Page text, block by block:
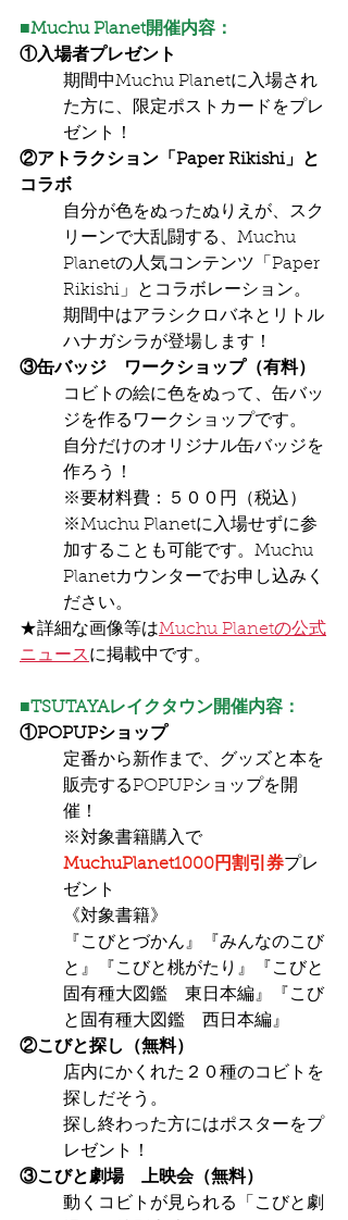
■Muchu Planet開催内容：
①入場者プレゼント
期間中Muchu Planetに入場され
た方に、限定ポストカードをプレ
ゼント！
②アトラクション「Paper Rikishi」と
コラボ
自分が色をぬったぬりえが、スク
リーンで大乱闘する、Muchu
Planetの人気コンテンツ「Paper
Rikishi」とコラボレーション。
期間中はアラシクロバネとリトル
ハナガシラが登場します！
③缶バッジ　ワークショップ（有料）
コビトの絵に色をぬって、缶バッ
ジを作るワークショップです。
自分だけのオリジナル缶バッジを
作ろう！
※要材料費：５００円（税込）
※Muchu Planetに入場せずに参
加することも可能です。Muchu
Planetカウンターでお申し込みく
ださい。
★詳細な画像等はMuchu Planetの公式
ニュースに掲載中です。
■TSUTAYAレイクタウン開催内容：
①POPUPショップ
定番から新作まで、グッズと本を
販売するPOPUPショップを開
催！
※対象書籍購入で
MuchuPlanet1000円割引券プレ
ゼント
《対象書籍》
『こびとづかん』『みんなのこび
と』『こびと桃がたり』『こびと
固有種大図鑑　東日本編』『こび
と固有種大図鑑　西日本編』
②こびと探し（無料）
店内にかくれた２０種のコビトを
探しだそう。
探し終わった方にはポスターをプ
レゼント！
③こびと劇場　上映会（無料）
動くコビトが見られる「こびと劇